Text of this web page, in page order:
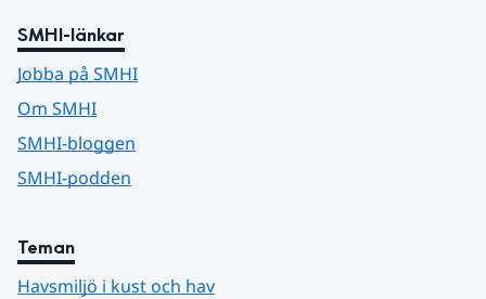
SMHI-länkar
Jobba på SMHI
Om SMHI
SMHI-bloggen
SMHI-podden
Teman
Havsmiljö i kust och hav